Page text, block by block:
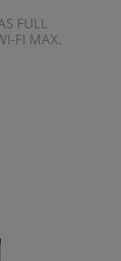
FULL
FI MAX.